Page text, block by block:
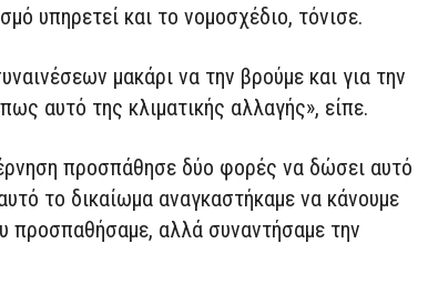
υπηρετεί και το νομοσχέδιο, τόνισε.
μακάρι να την βρούμε και για την
αυτό της κλιματικής αλλαγής», είπε.
προσπάθησε δύο φορές να δώσει αυτό
το δικαίωμα αναγκαστήκαμε να κάνουμε
προσπαθήσαμε, αλλά συναντήσαμε την